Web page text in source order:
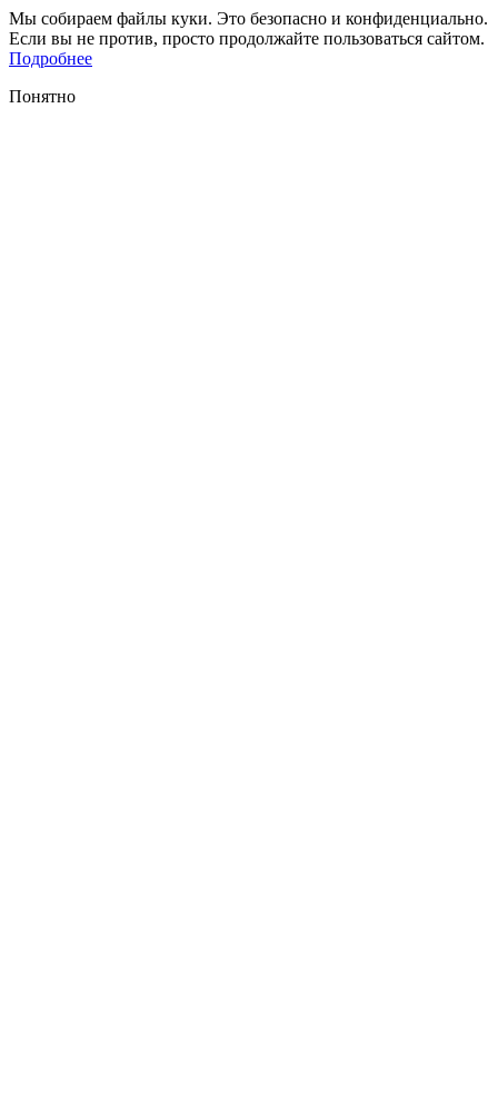
Мы собираем файлы куки. Это безопасно и конфиденциально.
Если вы не против, просто продолжайте пользоваться сайтом.
Подробнее
Понятно